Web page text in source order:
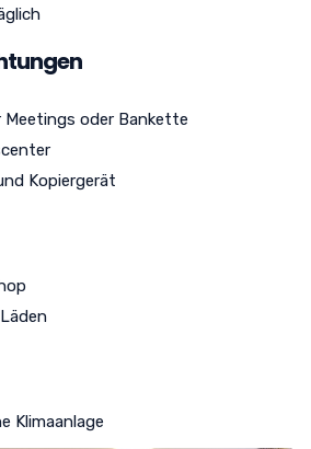
oder Bankette
Kopiergerät
Klimaanlage